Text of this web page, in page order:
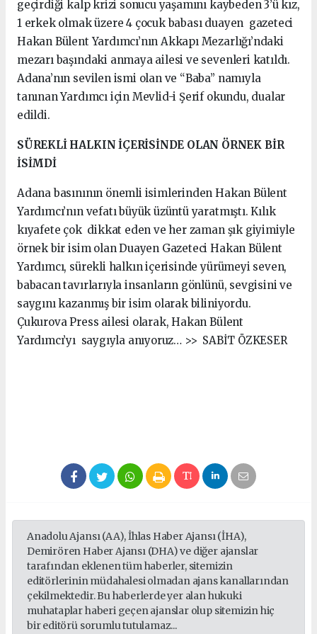
geçirdiği kalp krizi sonucu yaşamını kaybeden 3’ü kız,
1 erkek olmak üzere 4 çocuk babası duayen gazeteci
Hakan Bülent Yardımcı’nın Akkapı Mezarlığı’ndaki
mezarı başındaki anmaya ailesi ve sevenleri katıldı.
Adana’nın sevilen ismi olan ve “Baba” namıyla
tanınan Yardımcı için Mevlid-i Şerif okundu, dualar
edildi.
SÜREKLİ HALKIN İÇERİSİNDE OLAN ÖRNEK BİR
İSİMDİ
Adana basınının önemli isimlerinden Hakan Bülent
Yardımcı’nın vefatı büyük üzüntü yaratmıştı. Kılık
kıyafete çok dikkat eden ve her zaman şık giyimiyle
örnek bir isim olan Duayen Gazeteci Hakan Bülent
Yardımcı, sürekli halkın içerisinde yürümeyi seven,
babacan tavırlarıyla insanların gönlünü, sevgisini ve
saygını kazanmış bir isim olarak biliniyordu.
Çukurova Press ailesi olarak, Hakan Bülent
Yardımcı’yı saygıyla anıyoruz… >> SABİT ÖZKESER
Anadolu Ajansı (AA), İhlas Haber Ajansı (İHA),
Demirören Haber Ajansı (DHA) ve diğer ajanslar
tarafından eklenen tüm haberler, sitemizin
editörlerinin müdahalesi olmadan ajans kanallarından
çekilmektedir. Bu haberlerde yer alan hukuki
muhataplar haberi geçen ajanslar olup sitemizin hiç
bir editörü sorumlu tutulamaz...